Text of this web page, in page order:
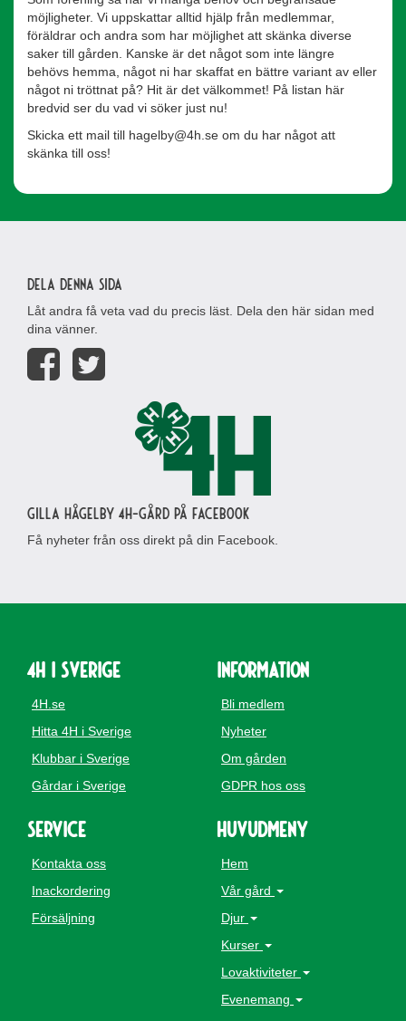
möjligheter. Vi uppskattar alltid hjälp från medlemmar,
föräldrar och andra som har möjlighet att skänka diverse
saker till gården. Kanske är det något som inte längre
behövs hemma, något ni har skaffat en bättre variant av eller
något ni tröttnat på? Hit är det välkommet! På listan här
bredvid ser du vad vi söker just nu!
Skicka ett mail till hagelby@4h.se om du har något att
skänka till oss!
Dela denna sida
Låt andra få veta vad du precis läst. Dela den här sidan med
dina vänner.
Gilla Hågelby 4H-gård på Facebook
Få nyheter från oss direkt på din Facebook.
4H i Sverige
4H.se
Hitta 4H i Sverige
Klubbar i Sverige
Gårdar i Sverige
Information
Bli medlem
Nyheter
Om gården
GDPR hos oss
Service
Kontakta oss
Inackordering
Försäljning
Huvudmeny
Hem
Vår gård
Djur
Kurser
Lovaktiviteter
Evenemang